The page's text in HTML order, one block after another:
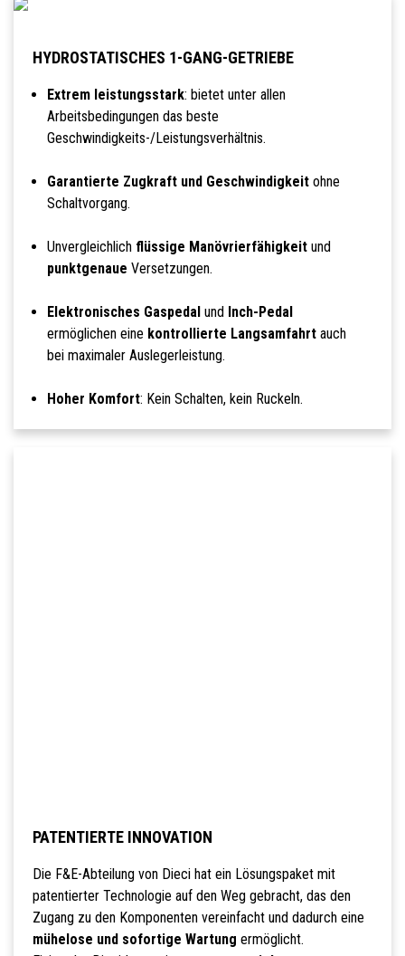
HYDROSTATISCHES 1-GANG-GETRIEBE
Extrem leistungsstark: bietet unter allen
Arbeitsbedingungen das beste
Geschwindigkeits-/Leistungsverhältnis.
Garantierte Zugkraft und Geschwindigkeitohne
Schaltvorgang.
Unvergleichlich flüssige Manövrierfähigkeitund
punktgenaue Versetzungen.
Elektronisches Gaspedal und Inch-Pedal
ermöglichen eine kontrollierte Langsamfahrtauch
bei maximaler Auslegerleistung.
Hoher Komfort: Kein Schalten, kein Ruckeln.
PATENTIERTE INNOVATION
Die F&E-Abteilung von Dieci hat ein Lösungspaket mit
patentierter Technologie auf den Weg gebracht, das den
Zugang zu den Komponenten vereinfacht und dadurch eine
mühelose und sofortige Wartung ermöglicht.